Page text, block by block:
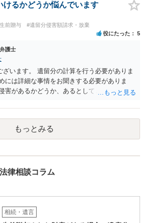
けるかどうか悩んでいます
前贈与 #遺留分侵害額請求・放棄
役にたった 5
護士
います。 遺留分の計算を行う必要がありま
には詳細な事情をお聞きする必要がありま
害があるかどうか、あるとしてどの程度の金
います。
もっとみる
律相談コラム
相続・遺言